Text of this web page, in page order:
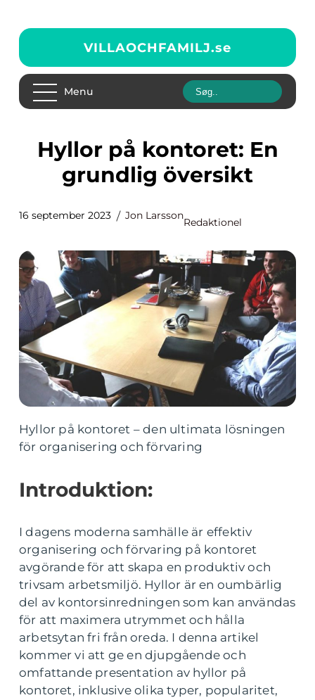
VILLAOCHFAMILJ.se
Menu
Hyllor på kontoret: En
grundlig översikt
16 september 2023 Jon Larsson
Redaktionel
Hyllor på kontoret – den ultimata lösningen
för organisering och förvaring
Introduktion:
I dagens moderna samhälle är effektiv
organisering och förvaring på kontoret
avgörande för att skapa en produktiv och
trivsam arbetsmiljö. Hyllor är en oumbärlig
del av kontorsinredningen som kan användas
för att maximera utrymmet och hålla
arbetsytan fri från oreda. I denna artikel
kommer vi att ge en djupgående och
omfattande presentation av hyllor på
kontoret, inklusive olika typer, popularitet,